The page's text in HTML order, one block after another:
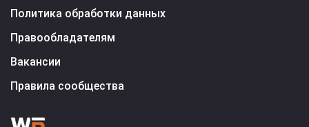
Политика обработки данных
Правообладателям
Вакансии
Правила сообщества